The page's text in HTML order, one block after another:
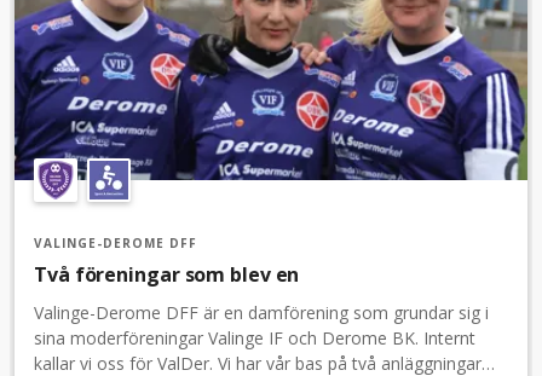
VALINGE-DEROME DFF
Två föreningar som blev en
Valinge-Derome DFF är en damförening som grundar sig i
sina moderföreningar Valinge IF och Derome BK. Internt
kallar vi oss för ValDer. Vi har vår bas på två anläggningar